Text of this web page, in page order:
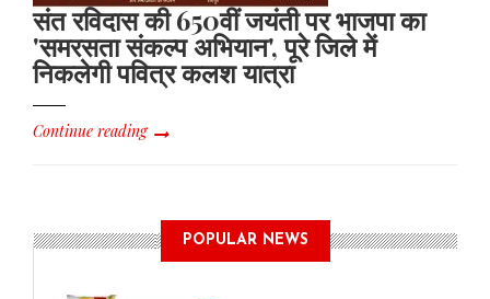
संत रविदास की 650वीं जयंती पर भाजपा का
'समरसता संकल्प अभियान', पूरे जिले में
निकलेगी पवित्र कलश यात्रा
Continue reading
POPULAR NEWS